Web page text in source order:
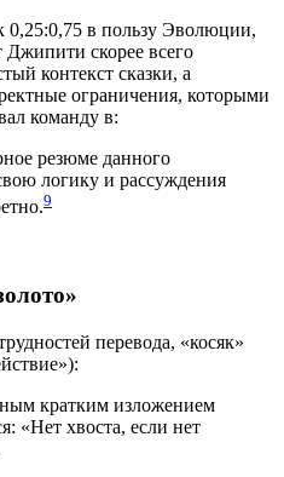
0,25:0,75 в пользу Эволюции,
скорее всего
контекст сказки, а
ограничения, которыми
команду в:
резюме данного
логику и рассуждения
9
перевода, «косяк»
кратким изложением
«Нет хвоста, если нет